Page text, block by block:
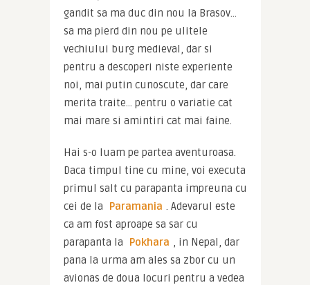
gandit sa ma duc din nou la Brasov…
sa ma pierd din nou pe ulitele
vechiului burg medieval, dar si
pentru a descoperi niste experiente
noi, mai putin cunoscute, dar care
merita traite… pentru o variatie cat
mai mare si amintiri cat mai faine.
Hai s-o luam pe partea aventuroasa.
Daca timpul tine cu mine, voi executa
primul salt cu parapanta impreuna cu
cei de la
Paramania . Adevarul este
ca am fost aproape sa sar cu
parapanta la
Pokhara , in Nepal, dar
pana la urma am ales sa zbor cu un
avionas de doua locuri pentru a vedea